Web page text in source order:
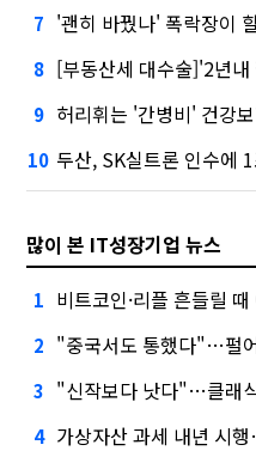
7 '괜히 바꿨나' 폭락장이 할
8 [부동산세 대수술]'2년
9 허리휘는 '간병비' 건강
10 두산, SK실트론 인수에
많이 본 IT성장기업 뉴스
1 비트코인·리플 흔들릴
2 "중국서도 통했다"…펄
3 "신작보다 낫다"…클래
4 가상자산 과세 내년 시